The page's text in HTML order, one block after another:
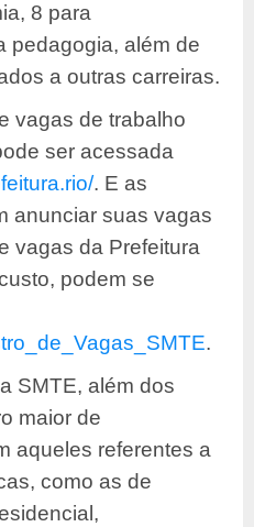
8 para
pedagogia, além de
a outras carreiras.
vagas de trabalho
ser acessada
. E as
anunciar suas vagas
vagas da Prefeitura
podem se
.
SMTE, além dos
maior de
aqueles referentes a
como as de